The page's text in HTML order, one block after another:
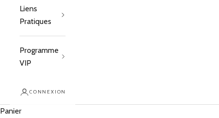
Liens
Pratiques
Programme
VIP
CONNEXION
Panier